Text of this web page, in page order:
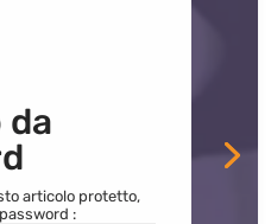
articolo protetto,
: